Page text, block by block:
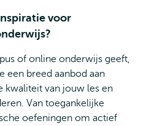
voor
of online onderwijs geeft,
een breed aanbod aan
kwaliteit van jouw les en
Van toegankelijke
oefeningen om actief